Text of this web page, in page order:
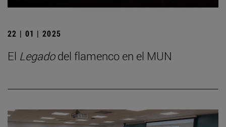
22 | 01 | 2025
El Legadodel flamenco en el MUN